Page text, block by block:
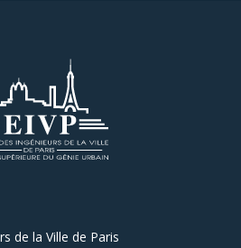
de la Ville de Paris